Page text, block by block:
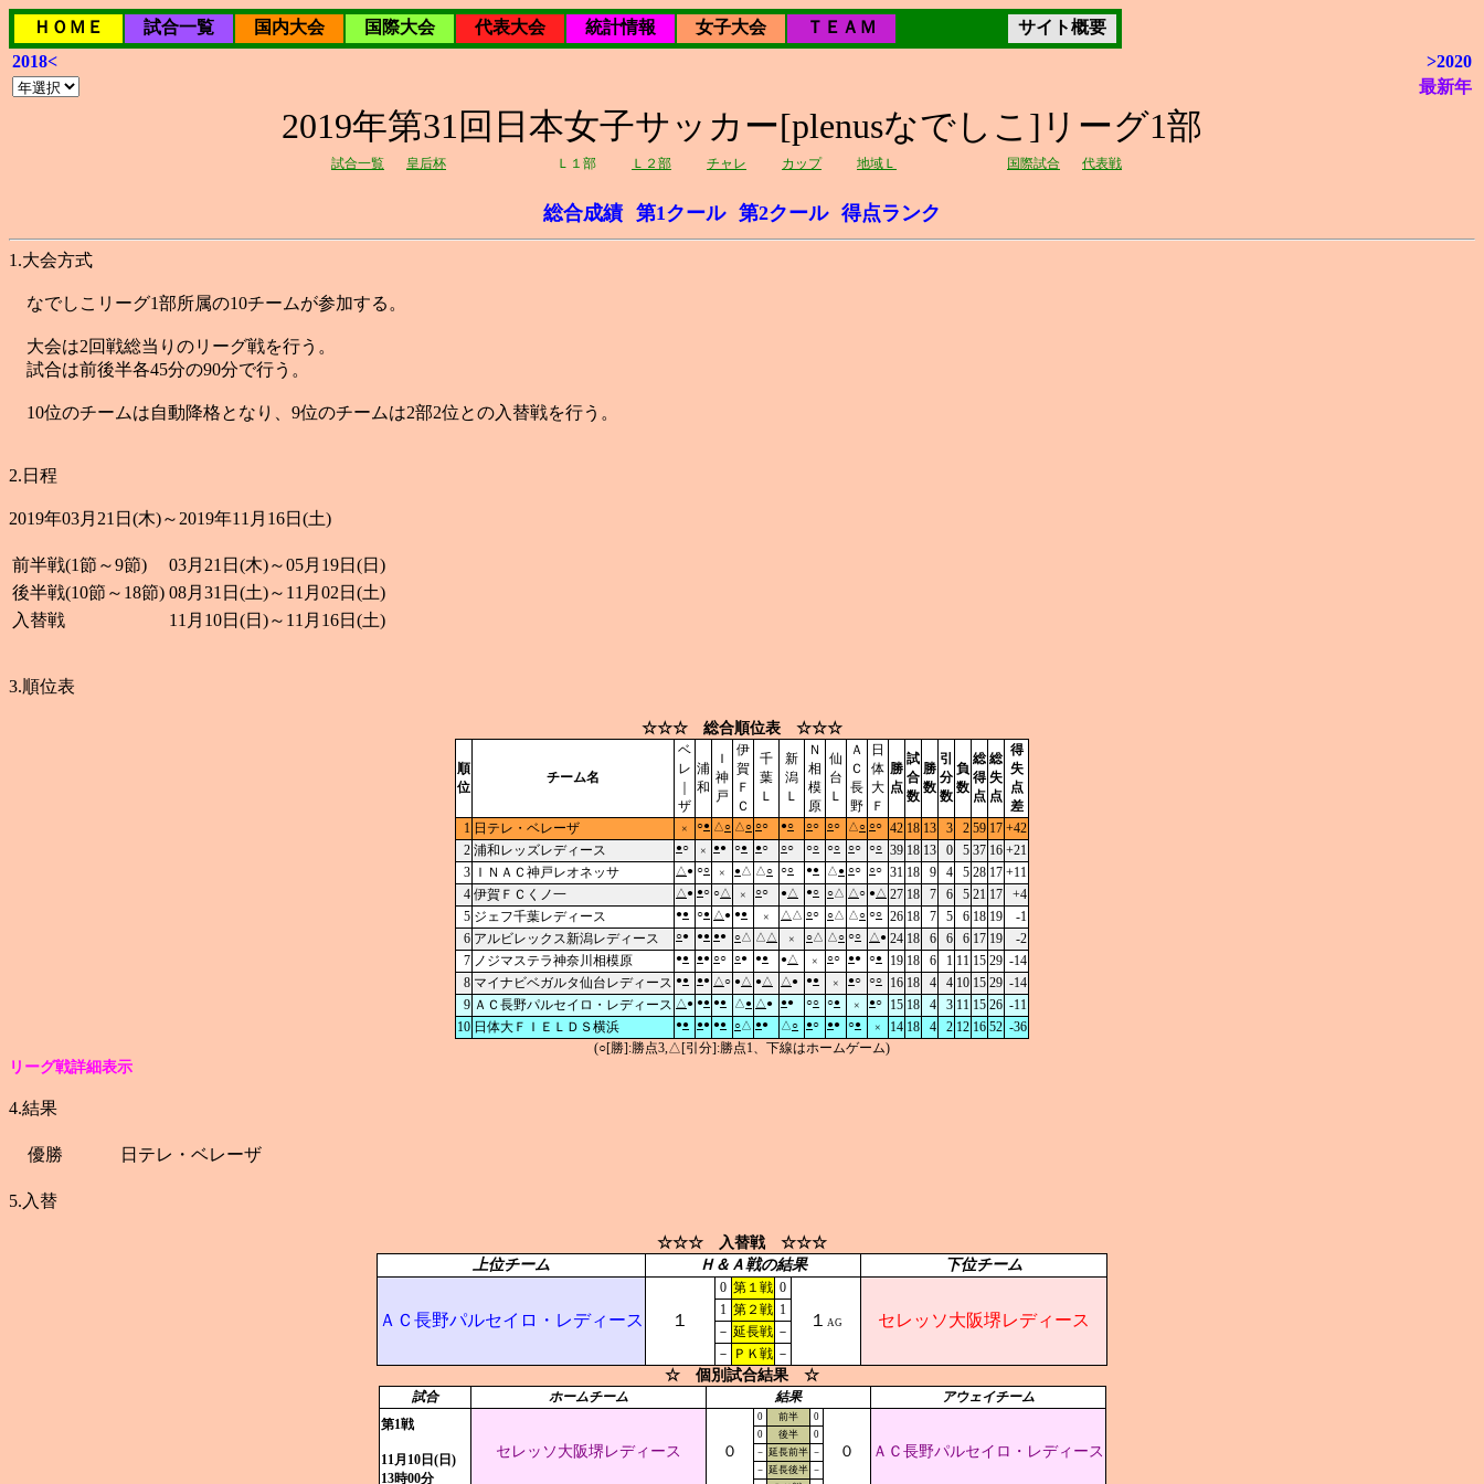
ＨＯＭＥ 試合一覧 国内大会 国際大会 代表大会 統計情報 女子大会 ＴＥＡＭ
サイト概要
2018<
>2020
最新年
2019年第31回日本女子サッカー[plenusなでしこ]リーグ1部
試合一覧 皇后杯 Ｌ１部 Ｌ２部 チャレ カップ 地域Ｌ 国際試合 代表戦
総合成績 第1クール 第2クール 得点ランク
1.大会方式
なでしこリーグ1部所属の10チームが参加する。
大会は2回戦総当りのリーグ戦を行う。
試合は前後半各45分の90分で行う。
10位のチームは自動降格となり、9位のチームは2部2位との入替戦を行う。
2.日程
2019年03月21日(木)～2019年11月16日(土)
前半戦(1節～9節)
03月21日(木)～05月19日(日)
後半戦(10節～18節) 08月31日(土)～11月02日(土)
入替戦
11月10日(日)～11月16日(土)
3.順位表
☆☆☆ 総合順位表 ☆☆☆
順
位
チーム名
ベ
レ
ザ
浦
和
Ｉ
神
戸
伊
賀
Ｆ
Ｃ
千
葉
Ｌ
新
潟
Ｌ
Ｎ
相
模
原
仙
台
Ｌ
Ａ
Ｃ
長
野
日
体
大
Ｆ
勝
点
試
合
数
勝
数
引
分
数
負
数
総
得
点
総
失
点
得
失
点
差
1 日テレ・ベレーザ × ○● △○ △○ ○○ ●○ ○○ ○○ △○ ○○ 42 18 13 3 2 59 17 +42
2 浦和レッズレディース ●○ × ●● ○● ●○ ○○ ○○ ○○ ○○ ○○ 39 18 13 0 5 37 16 +21
3 ＩＮＡＣ神戸レオネッサ △ ● ○○ × ●△ △○ ○○ ●● △ ● ○○ ○○ 31 18 9 4 5 28 17 +11
4 伊賀ＦＣくノ一 △ ● ●○ ○△ × ○○ ● △ ●○ ○△ △ ○ ● △ 27 18 7 6 5 21 17
+4
5 ジェフ千葉レディース ●● ○● △ ● ●● × △ △ ○○ ○△ △○ ○○ 26 18 7 5 6 18 19
-1
6 アルビレックス新潟レディース ○● ●● ●● ○△ △ △ × ○△ △ ○ ○○ △ ● 24 18 6 6 6 17 19
-2
7 ノジマステラ神奈川相模原 ●● ●● ○○ ○● ●● ●△ × ○○ ●● ○● 19 18 6 1 11 15 29 -14
8 マイナビベガルタ仙台レディース ●● ●● △ ○ ● △ ● △ △ ● ●● × ●○ ○○ 16 18 4 4 10 15 29 -14
9 ＡＣ長野パルセイロ・レディース △ ● ●● ●● △ ● △ ● ●● ○○ ○● × ●○ 15 18 4 3 11 15 26 -11
10 日体大ＦＩＥＬＤＳ横浜 ●● ●● ●● ○△ ●● △○ ●○ ●● ○● × 14 18 4 2 12 16 52 -36
(○[勝]:勝点3,△[引分]:勝点1、下線はホームゲーム)
リーグ戦詳細表示
4.結果
優勝 日テレ・ベレーザ
5.入替
☆☆☆ 入替戦 ☆☆☆
上位チーム
Ｈ＆Ａ戦の結果 下位チーム
ＡＣ長野パルセイロ・レディース １
0 第１戦 0
１ AG セレッソ大阪堺レディース
1 第２戦 1
－ 延長戦 －
－
ＰＫ戦 －
☆ 個別試合結果 ☆
試合 ホームチーム 結果
アウェイチーム
第1戦
11月10日(日)
13時00分
セレッソ大阪堺レディース ０
0 前半 0
０ ＡＣ長野パルセイロ・レディース
0 後半
0
－ 延長前半 －
－ 延長後半 －